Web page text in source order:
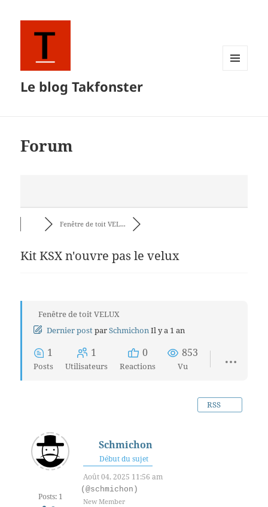
Le blog Takfonster
Forum
Fenêtre de toit VEL...
Kit KSX n'ouvre pas le velux
Fenêtre de toit VELUX
Dernier postparSchmichonIl y a 1 an
1
Posts
1
Utilisateurs
0
Reactions
853
Vu
RSS
Posts: 1
Schmichon
Début du sujet
Août 04, 2025 11:56 am
(@schmichon)
New Member